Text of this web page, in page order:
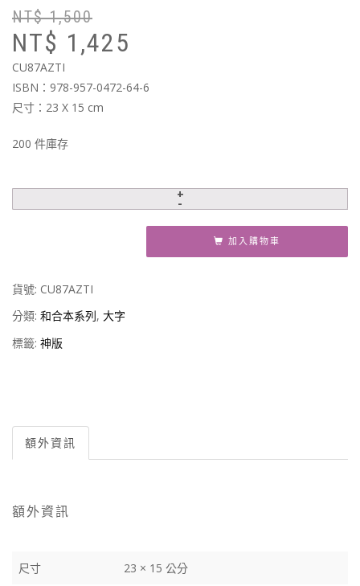
NT$1,500
NT$ 1,425
CU87AZTI
ISBN：978-957-0472-64-6
尺寸：23 X 15 cm
200 件庫存
加入購物車
貨號: CU87AZTI
分類: 和合本系列, 大字
標籤: 神版
額外資訊
額外資訊
尺寸 23 × 15 公分